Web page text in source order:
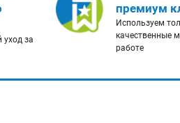
за
премиум
Используем
качественные
работе